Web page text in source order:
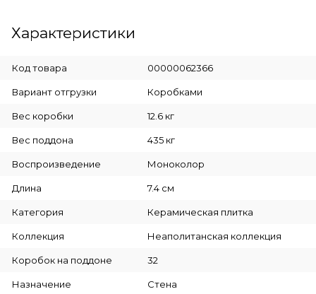
Характеристики
Код товара 00000062366
Вариант отгрузки Коробками
Вес коробки 12.6 кг
Вес поддона 435 кг
Воспроизведение Моноколор
Длина 7.4 см
Категория Керамическая плитка
Коллекция Неаполитанская коллекция
Коробок на поддоне 32
Назначение Стена